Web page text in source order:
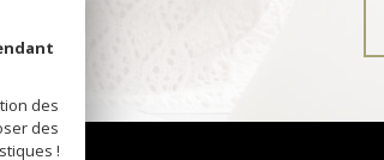
des
des
!